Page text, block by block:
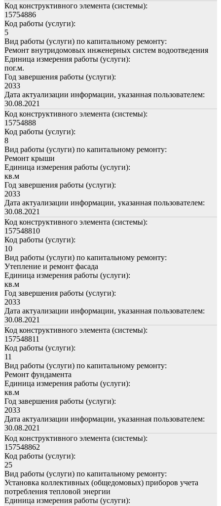
Код конструктивного элемента (системы):
15754886
Код работы (услуги):
5
Вид работы (услуги) по капитальному ремонту:
Ремонт внутридомовых инженерных систем водоотведения
Единица измерения работы (услуги):
пог.м.
Год завершения работы (услуги):
2033
Дата актуализации информации, указанная пользователем:
30.08.2021
Код конструктивного элемента (системы):
15754888
Код работы (услуги):
8
Вид работы (услуги) по капитальному ремонту:
Ремонт крыши
Единица измерения работы (услуги):
кв.м
Год завершения работы (услуги):
2033
Дата актуализации информации, указанная пользователем:
30.08.2021
Код конструктивного элемента (системы):
157548810
Код работы (услуги):
10
Вид работы (услуги) по капитальному ремонту:
Утепление и ремонт фасада
Единица измерения работы (услуги):
кв.м
Год завершения работы (услуги):
2033
Дата актуализации информации, указанная пользователем:
30.08.2021
Код конструктивного элемента (системы):
157548811
Код работы (услуги):
11
Вид работы (услуги) по капитальному ремонту:
Ремонт фундамента
Единица измерения работы (услуги):
кв.м
Год завершения работы (услуги):
2033
Дата актуализации информации, указанная пользователем:
30.08.2021
Код конструктивного элемента (системы):
157548862
Код работы (услуги):
25
Вид работы (услуги) по капитальному ремонту:
Установка коллективных (общедомовых) приборов учета
потребления тепловой энергии
Единица измерения работы (услуги):